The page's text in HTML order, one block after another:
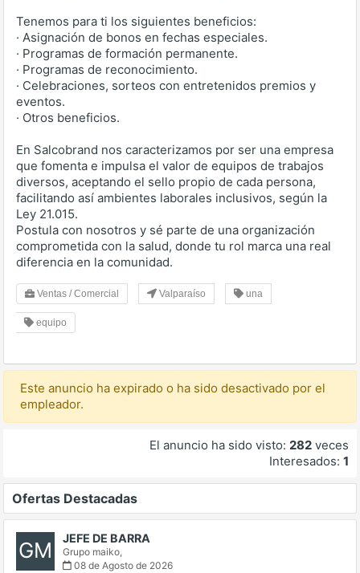
Tenemos para ti los siguientes beneficios:
· Asignación de bonos en fechas especiales.
· Programas de formación permanente.
· Programas de reconocimiento.
· Celebraciones, sorteos con entretenidos premios y
eventos.
· Otros beneficios.
En Salcobrand nos caracterizamos por ser una empresa
que fomenta e impulsa el valor de equipos de trabajos
diversos, aceptando el sello propio de cada persona,
facilitando así ambientes laborales inclusivos, según la
Ley 21.015.
Postula con nosotros y sé parte de una organización
comprometida con la salud, donde tu rol marca una real
diferencia en la comunidad.
Ventas / Comercial Valparaíso una
equipo
Este anuncio ha expirado o ha sido desactivado por el
empleador.
El anuncio ha sido visto: 282 veces
Interesados: 1
Ofertas Destacadas
GM JEFE DE BARRA
Grupo maiko,
08 de Agosto de 2026